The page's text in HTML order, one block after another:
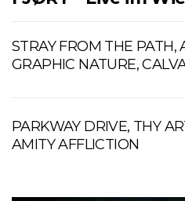
STRAY FROM THE PATH,
GRAPHIC NATURE,
PARKWAY DRIVE, THY
AMITY AFFLICTION